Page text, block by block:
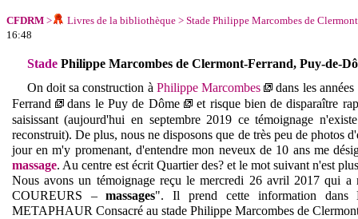
CFDRM > Livres de la bibliothèque > Stade Philippe Marcombes de Clermont
16:48
Stade Philippe Marcombesde Clermont-Ferrand, Puy-de-
On doit sa construction à Philippe Marcombes
dans les
Ferrand
dans le Puy de Dôme
et risque bien de disparaître
saisissant (aujourd'hui en septembre 2019 ce témoignage
reconstruit). De plus, nous ne disposons que de très peu de photos
jour en m'y promenant, d'entendre mon neveux de 10 ans me
massage. Au centre est écrit Quartier des? et le mot suivant n'est
Nous avons un témoignage reçu le mercredi 26 avril 2017 qui
COUREURS –massages". Il prend cette information dans
METAPHAUR Consacré au stade Philippe Marcombes de